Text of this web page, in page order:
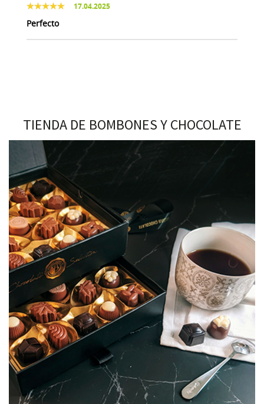
17.04.2025
Perfecto
TIENDA DE BOMBONES Y CHOCOLATE